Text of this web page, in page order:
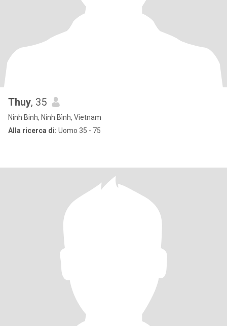
Thuy, 35
Ninh Binh, Ninh Bình, Vietnam
Alla ricerca di: Uomo 35 - 75